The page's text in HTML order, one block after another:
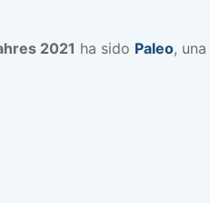
2021 ha sido Paleo, una